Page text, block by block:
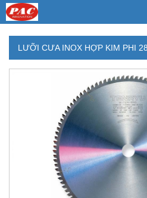
LƯỠI CƯA INOX HỢP KIM PHI
PHỦ PVD